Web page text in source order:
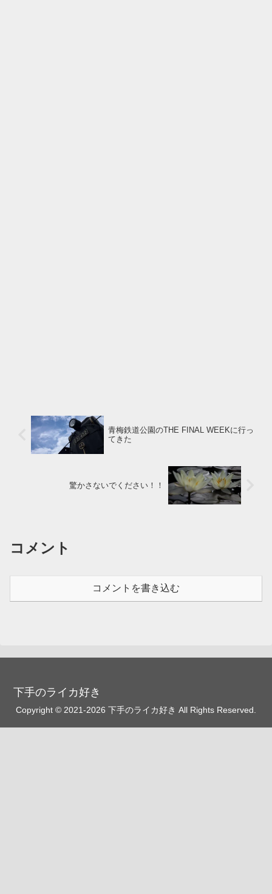
青梅鉄道公園のTHE FINAL WEEKに行っ
てきた
驚かさないでください！！
コメント
コメントを書き込む
下手のライカ好き
Copyright © 2021-2026 下手のライカ好き All Rights Reserved.